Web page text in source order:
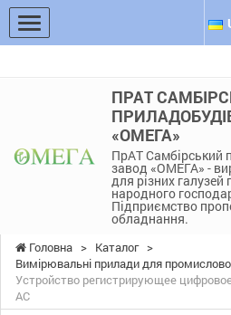
ПРАТ
«ОМЕГА»
ПрАТ Самбірський
завод «ОМЕГА» -
для різних галузей
народного
Підприємство
обладнання.
Головна > Каталог >
Вимірювальні прилади для
Устройство регистрирующее
АС